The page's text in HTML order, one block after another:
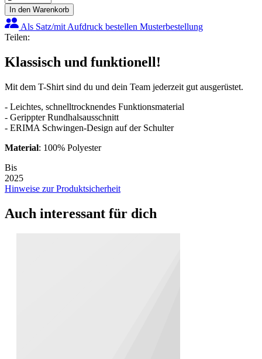
In den Warenkorb
Als Satz/mit Aufdruck bestellen Musterbestellung
Teilen:
Klassisch und funktionell!
Mit dem T-Shirt sind du und dein Team jederzeit gut ausgerüstet.
- Leichtes, schnelltrocknendes Funktionsmaterial
- Gerippter Rundhalsausschnitt
- ERIMA Schwingen-Design auf der Schulter
Material: 100% Polyester
Bis
2025
Hinweise zur Produktsicherheit
Auch interessant für dich